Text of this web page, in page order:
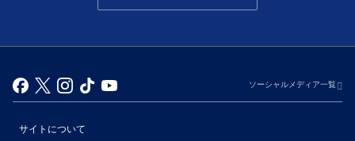
ソーシャルメディア一覧
サイトについて